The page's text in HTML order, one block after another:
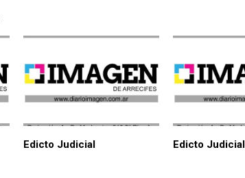
Edicto Judicial Edicto Judicial